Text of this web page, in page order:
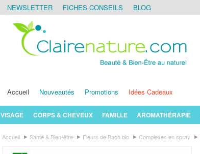
NEWSLETTER FICHES CONSEILS
BLOG
Accueil Nouveautés Promotions Idées Cadeaux
VISAGE CORPS & CHEVEUX FAMILLE AROMATHÉRAPIE
Accueil Santé & Bien-être Fleurs de Bach bio Complexes en spray